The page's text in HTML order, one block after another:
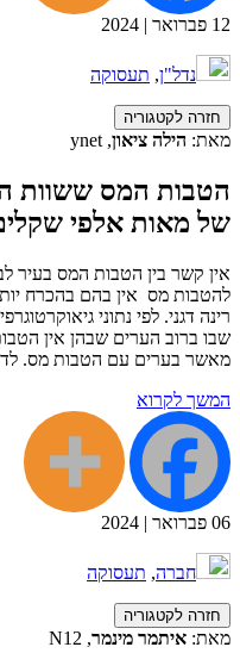
12 פברואר |
2024
נדל"ן, תעסוקה
חזרה לקטגוריה
מאת: הילה ציאון, ynet
הטבות המס ששוות
של מאות אלפי
אין קשר בין הטבות המס בעיר
להטבות מס אין בהם בהכרח
רינה דגני. לפי נתוני
שבו ברוב הערים שבהן אין
מאשר בערים עם הטבות מס.
המשך לקרוא
06 פברואר |
2024
חברה, תעסוקה
חזרה לקטגוריה
מאת: איתמר מינמר, N12